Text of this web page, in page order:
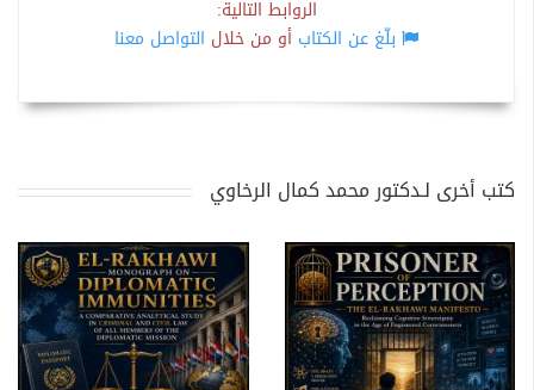
الروابط التالية:
بلّغ عن الكتاب أو من خلال التواصل معنا
كتب أخرى لـدكتور محمد كمال الرخاوي